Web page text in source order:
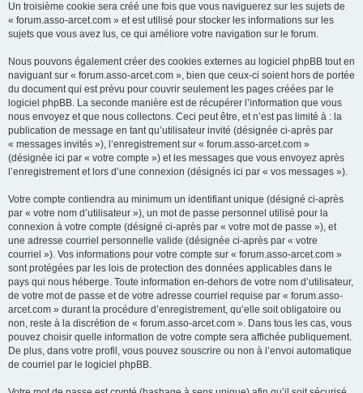
Un troisième cookie sera créé une fois que vous naviguerez sur les sujets de
« forum.asso-arcet.com » et est utilisé pour stocker les informations sur les
sujets que vous avez lus, ce qui améliore votre navigation sur le forum.
Nous pouvons également créer des cookies externes au logiciel phpBB tout en
naviguant sur « forum.asso-arcet.com », bien que ceux-ci soient hors de portée
du document qui est prévu pour couvrir seulement les pages créées par le
logiciel phpBB. La seconde manière est de récupérer l’information que vous
nous envoyez et que nous collectons. Ceci peut être, et n’est pas limité à : la
publication de message en tant qu’utilisateur invité (désignée ci-après par
« messages invités »), l’enregistrement sur « forum.asso-arcet.com »
(désignée ici par « votre compte ») et les messages que vous envoyez après
l’enregistrement et lors d’une connexion (désignés ici par « vos messages »).
Votre compte contiendra au minimum un identifiant unique (désigné ci-après
par « votre nom d’utilisateur »), un mot de passe personnel utilisé pour la
connexion à votre compte (désigné ci-après par « votre mot de passe »), et
une adresse courriel personnelle valide (désignée ci-après par « votre
courriel »). Vos informations pour votre compte sur « forum.asso-arcet.com »
sont protégées par les lois de protection des données applicables dans le
pays qui nous héberge. Toute information en-dehors de votre nom d’utilisateur,
de votre mot de passe et de votre adresse courriel requise par « forum.asso-
arcet.com » durant la procédure d’enregistrement, qu’elle soit obligatoire ou
non, reste à la discrétion de « forum.asso-arcet.com ». Dans tous les cas, vous
pouvez choisir quelle information de votre compte sera affichée publiquement.
De plus, dans votre profil, vous pouvez souscrire ou non à l’envoi automatique
de courriel par le logiciel phpBB.